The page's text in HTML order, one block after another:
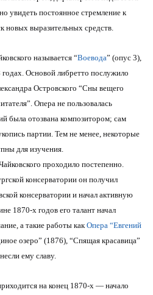
увидеть постоянное стремление к
новых выразительных средств.
называется “Воевода” (опус 3),
Основой либретто послужило
Островского “Сны вещего
Опера не пользовалась
была отозвана композитором; сам
партии. Тем не менее, некоторые
для изучения.
проходило постепенно.
консерватории он получил
консерватории и начал активную
1870-х годов его талант начал
а такие работы какОпера “Евгений
озеро” (1876), “Спящая красавица”
ему славу.
на конец 1870-х — начало